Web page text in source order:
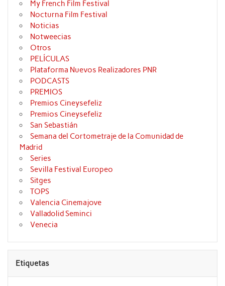
My French Film Festival
Nocturna Film Festival
Noticias
Notweecias
Otros
PELÍCULAS
Plataforma Nuevos Realizadores PNR
PODCASTS
PREMIOS
Premios Cineysefeliz
Premios Cineysefeliz
San Sebastián
Semana del Cortometraje de la Comunidad de
Madrid
Series
Sevilla Festival Europeo
Sitges
TOPS
Valencia Cinemajove
Valladolid Seminci
Venecia
Etiquetas